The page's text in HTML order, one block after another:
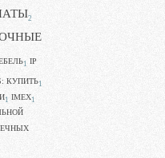
2
1 IP
КУПИТЬ1
1 IMEX1